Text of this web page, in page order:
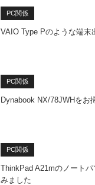
PC関係
VAIO Type Pのような端末
PC関係
Dynabook NX/78JWHをお
PC関係
ThinkPad A21mのノート
みました